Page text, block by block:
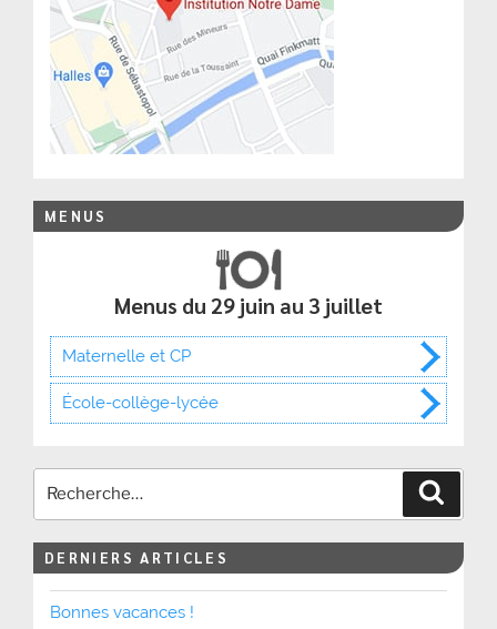
MENUS
Menus du 29 juin au 3 juillet
Maternelle et CP
École-collège-lycée
DERNIERS ARTICLES
Bonnes vacances !